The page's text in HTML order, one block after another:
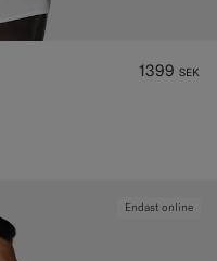
1399 SEK
Endast online